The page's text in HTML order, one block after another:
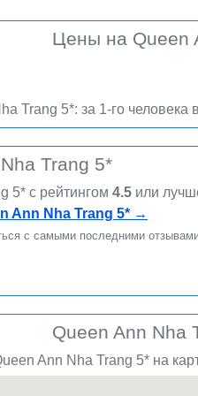
оплате принимаются
Grand Suite Sea View
смена белья: через
платно халат
гладильная доска:
телефон ванна и душ
бассейны: 1 спа-центр
прачечная платно
бесплатно
массаж платно
детское меню в
Просим Вас
Цены на Queen
Trang 5*: за 1-го
Trang 5*
5* c рейтингом 4.5 или
Ann Nha Trang 5* →
с самыми последними
Queen Ann Nha
Ann Nha Trang 5* на